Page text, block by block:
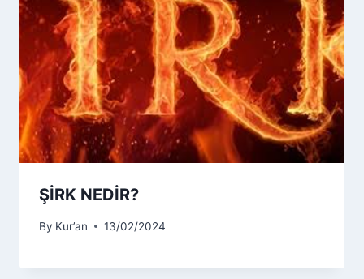
ŞİRK NEDİR?
By Kur’an 13/02/2024